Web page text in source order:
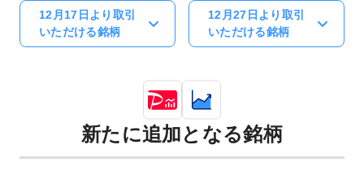
12月17日より取引
いただける銘柄
12月27日より取引
いただける銘柄
新たに追加となる銘柄